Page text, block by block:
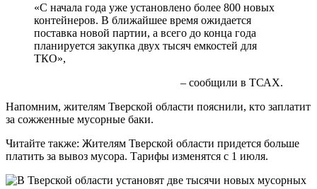
«С начала года уже установлено более 800 новых
контейнеров. В ближайшее время ожидается
поставка новой партии, а всего до конца года
планируется закупка двух тысяч емкостей для
ТКО»,
– сообщили в ТСАХ.
Напомним, жителям Тверской области пояснили, кто заплатит
за сожженные мусорные баки.
Читайте также: Жителям Тверской области придется больше
платить за вывоз мусора. Тарифы изменятся с 1 июля.